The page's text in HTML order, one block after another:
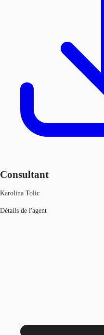
Consultant
Karolina Tolic
Détails de l'agent